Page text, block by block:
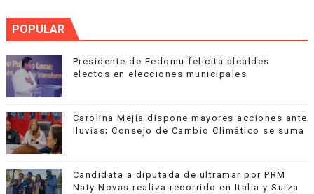
POPULAR
Presidente de Fedomu felicita alcaldes
electos en elecciones municipales
Carolina Mejía dispone mayores acciones ante
lluvias; Consejo de Cambio Climático se suma
Candidata a diputada de ultramar por PRM
Naty Novas realiza recorrido en Italia y Suiza